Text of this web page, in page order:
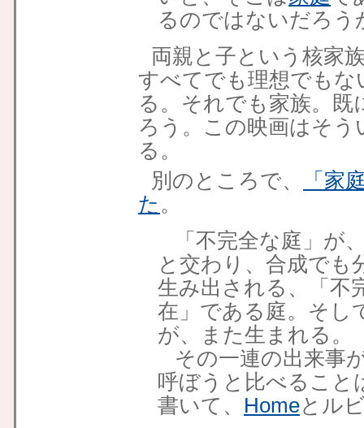
るのではないだろう
両親と子という核家
すべてでも理想でもな
る。それでも家族。
ろう。この映画はそ
る。
別のところで、
「家
た 。
「不完全な庭」が
と交わり、合成でも
生み出される、「不
在」である庭。そし
が、また生まれる。
その一連の出来事
呼ぼうと比べること
書いて、 Homeとル